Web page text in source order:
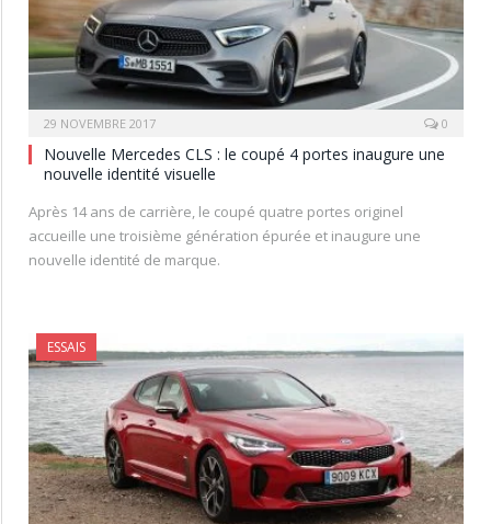
29 NOVEMBRE 2017 0
Nouvelle Mercedes CLS : le coupé 4 portes inaugure une
nouvelle identité visuelle
Après 14 ans de carrière, le coupé quatre portes originel
accueille une troisième génération épurée et inaugure une
nouvelle identité de marque.
ESSAIS